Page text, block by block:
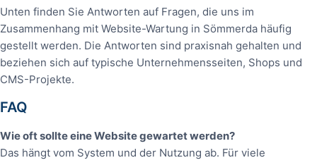
Unten finden Sie Antworten auf Fragen, die uns im
Zusammenhang mit Website-Wartung in Sömmerda häufig
gestellt werden. Die Antworten sind praxisnah gehalten und
beziehen sich auf typische Unternehmensseiten, Shops und
CMS-Projekte.
FAQ
Wie oft sollte eine Website gewartet werden?
Das hängt vom System und der Nutzung ab. Für viele